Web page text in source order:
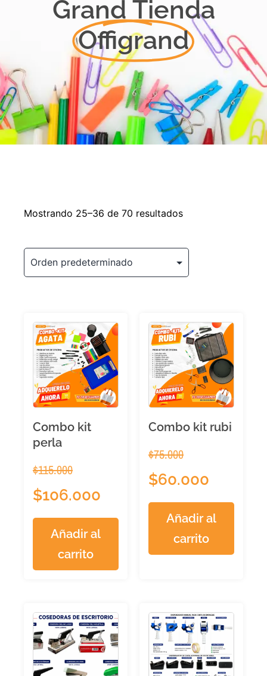
Grand Tienda
Offigrand
Mostrando 25–36 de 70 resultados
Combo kit
perla
$115.000
$106.000
Añadir al
carrito
Combo kit rubi
$75.000
$60.000
Añadir al
carrito